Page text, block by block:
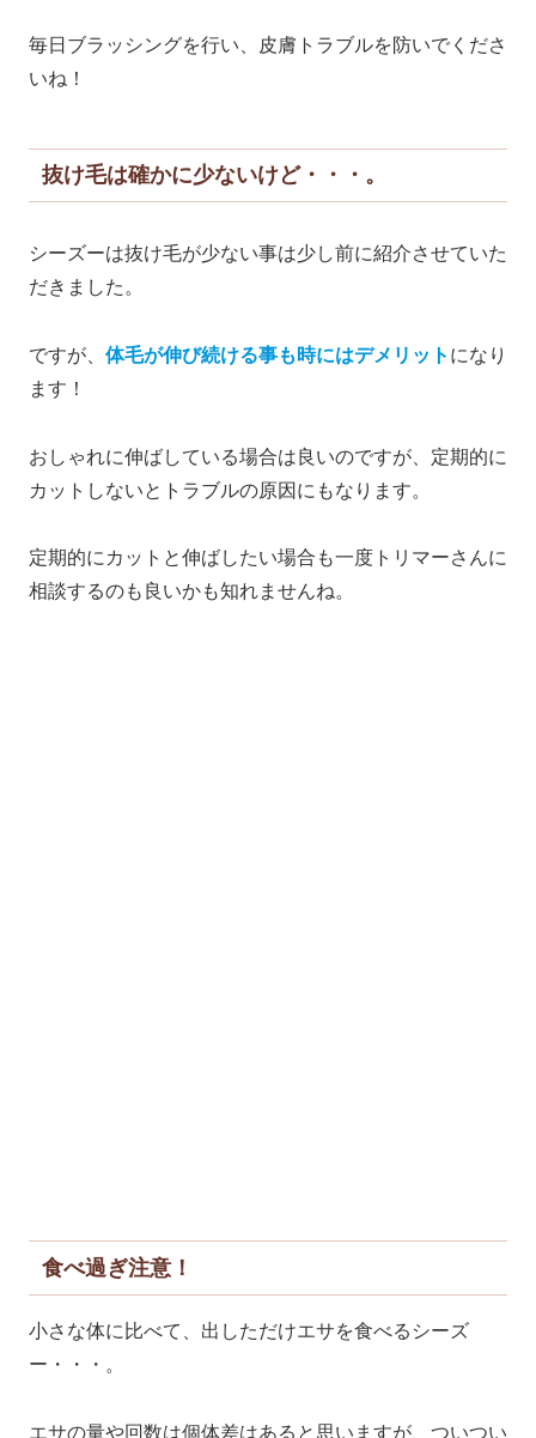
毎日ブラッシングを行い、皮膚トラブルを防いでくださ
いね！
抜け毛は確かに少ないけど・・・。
シーズーは抜け毛が少ない事は少し前に紹介させていた
だきました。
ですが、 体毛が伸び続ける事も時にはデメリット になり
ます！
おしゃれに伸ばしている場合は良いのですが、定期的に
カットしないとトラブルの原因にもなります。
定期的にカットと伸ばしたい場合も一度トリマーさんに
相談するのも良いかも知れませんね。
食べ過ぎ注意！
小さな体に比べて、出しただけエサを食べるシーズ
ー・・・。
エサの量や回数は個体差はあると思いますが、ついつい